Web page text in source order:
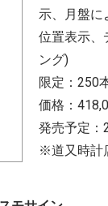
示、月盤に
位置表示、
ング)
限定：250
価格：
発売予定：
※道又時計